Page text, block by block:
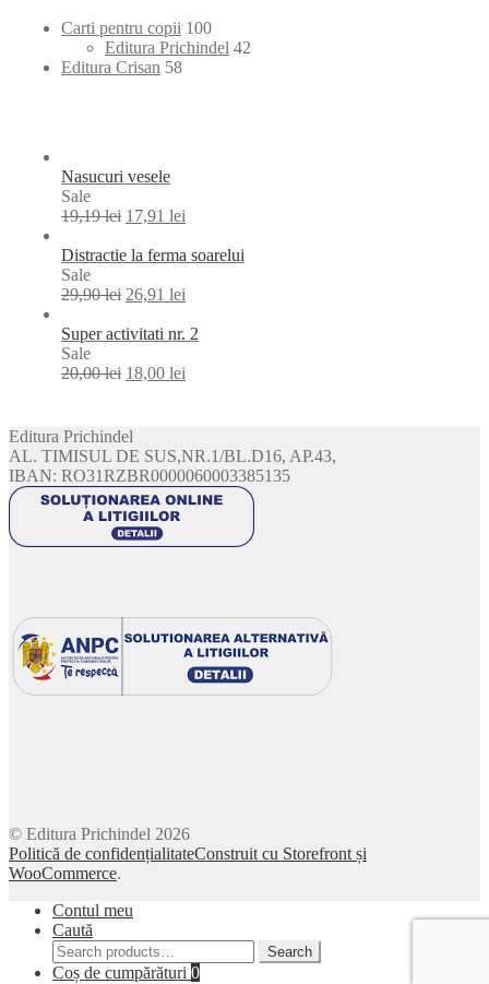
Carti pentru copii 100100
products
Editura Prichindel 42
Editura Crisan 5858
Nasucuri vesele
SaleProduct
on
19,19lei 17,91 lei
Distractie la ferma soarelui
SaleProduct
on
29,90lei 26,91 lei
Super activitati nr. 2
SaleProduct
on
20,00lei 18,00 lei
Editura Prichindel
AL. TIMISUL DE SUS,NR.1/BL.D16, AP.43,
IBAN: RO31RZBR0000060003385135
© Editura Prichindel 2026
Politică de confidențialitateConstruit cu Storefront și
WooCommerce.
Contul meu
Caută
Search
for:
Search
Coș de cumpărături 0